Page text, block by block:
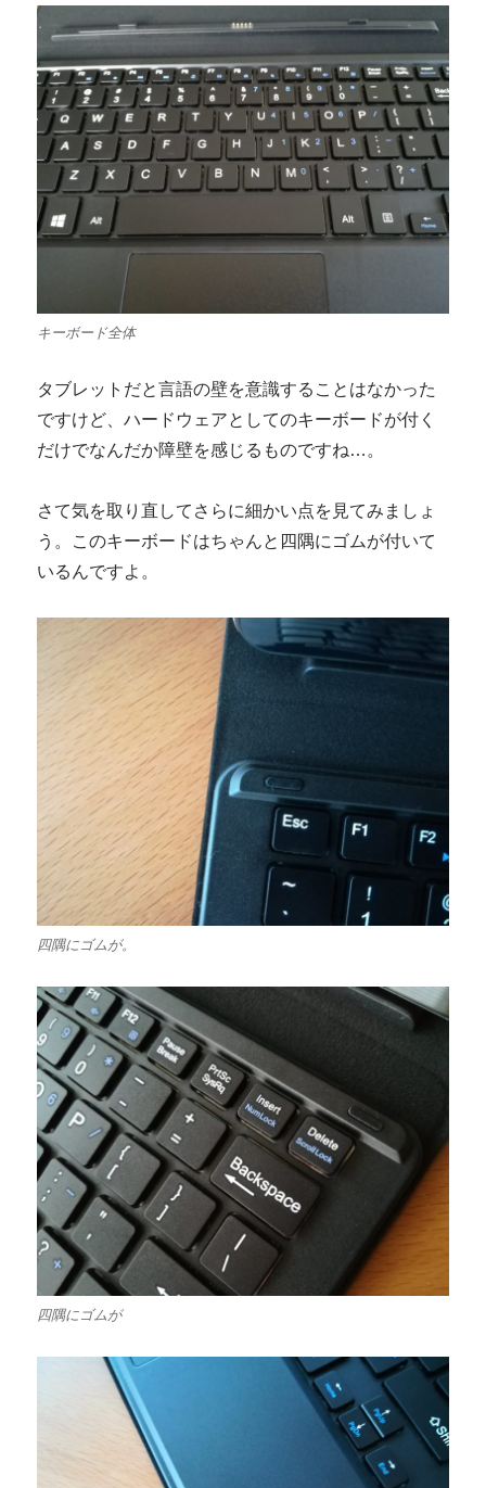
キーボード全体
タブレットだと言語の壁を意識することはなかった
ですけど、ハードウェアとしてのキーボードが付く
だけでなんだか障壁を感じるものですね…。
さて気を取り直してさらに細かい点を見てみましょ
う。このキーボードはちゃんと四隅にゴムが付いて
いるんですよ。
四隅にゴムが。
四隅にゴムが